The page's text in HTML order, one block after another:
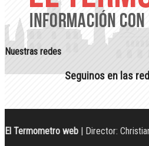
Nuestras redes
Seguinos en las
El Termometro web | Director: